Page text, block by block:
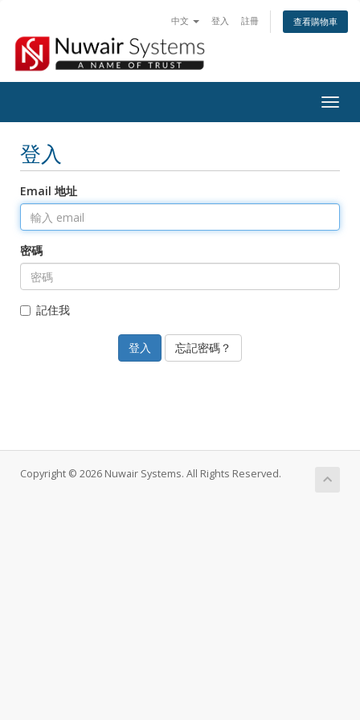
中文 登入 註冊 查看購物車
登入
Email 地址
密碼
記住我
忘記密碼？
Copyright © 2026 Nuwair Systems. All Rights Reserved.